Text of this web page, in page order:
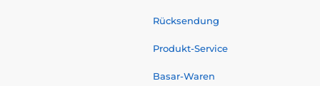
Rücksendung
Produkt-Service
Basar-Waren